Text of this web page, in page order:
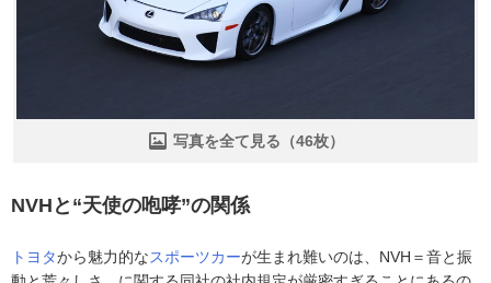
写真を全て見る（46枚）
NVHと“天使の咆哮”の関係
トヨタから魅力的なスポーツカーが生まれ難いのは、NVH＝音と振